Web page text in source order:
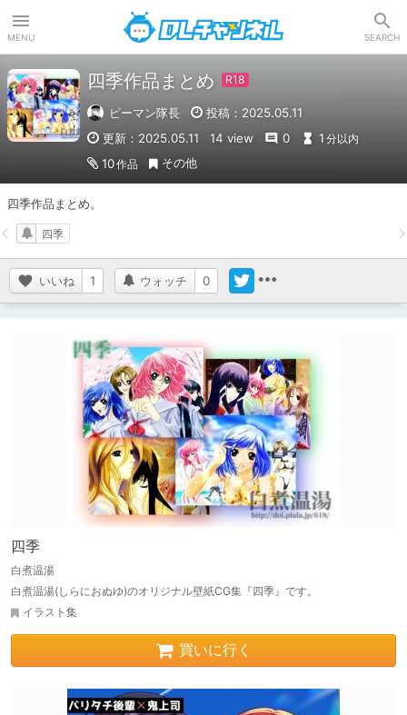
MENU SEARCH
四季作品まとめ
ピーマン隊長
投稿：2025.05.11
更新：2025.05.11
14 view 0 1 分以内
10作品 その他
四季作品まとめ。
いいね 1 ウォッチ 0
四季
四季
白煮温湯
白煮温湯(しらにおぬゆ)のオリジナル壁紙CG集『四季』です。
イラスト集
買いに行く